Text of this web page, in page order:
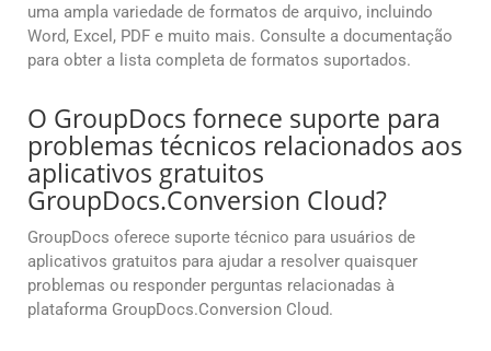
uma ampla variedade de formatos de arquivo, incluindo
Word, Excel, PDF e muito mais. Consulte a documentação
para obter a lista completa de formatos suportados.
O GroupDocs fornece suporte para
problemas técnicos relacionados aos
aplicativos gratuitos
GroupDocs.Conversion Cloud?
GroupDocs oferece suporte técnico para usuários de
aplicativos gratuitos para ajudar a resolver quaisquer
problemas ou responder perguntas relacionadas à
plataforma GroupDocs.Conversion Cloud.